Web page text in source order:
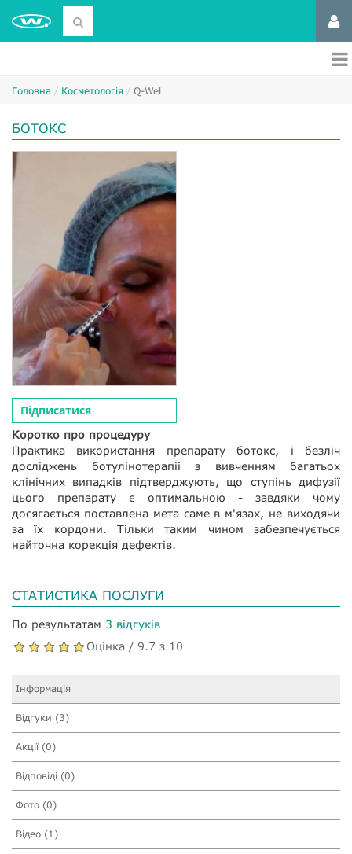
Головна Косметологія Q-Wel
БОТОКС
Підписатися
Коротко про процедуру
Практика використання препарату ботокс, і безліч
досліджень ботулінотерапіі з вивченням багатьох
клінічних випадків підтверджують, що ступінь дифузії
цього препарату є оптимальною - завдяки чому
досягається поставлена мета саме в м'язах, не виходячи
за їх кордони. Тільки таким чином забезпечується
найточна корекція дефектів.
СТАТИСТИКА ПОСЛУГИ
По результатам 3 відгуків
Оцінка / 9.7 з 10
Інформація
Відгуки (3)
Акції (0)
Відповіді (0)
Фото (0)
Відео (1)